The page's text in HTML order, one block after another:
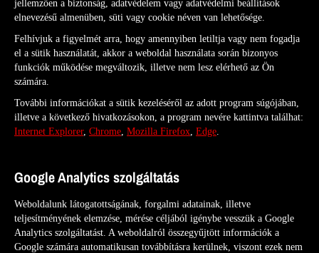
jellemzően a biztonság, adatvédelem vagy adatvédelmi beállítások
elnevezésű almenüben, süti vagy cookie néven van lehetősége.
Felhívjuk a figyelmét arra, hogy amennyiben letiltja vagy nem fogadja
el a sütik használatát, akkor a weboldal használata során bizonyos
funkciók működése megváltozik, illetve nem lesz elérhető az Ön
számára.
További információkat a sütik kezeléséről az adott program súgójában,
illetve a következő hivatkozásokon, a program nevére kattintva találhat:
Internet Explorer, Chrome, Mozilla Firefox, Edge.
Google Analytics szolgáltatás
Weboldalunk látogatottságának, forgalmi adatainak, illetve
teljesítményének elemzése, mérése céljából igénybe vesszük a Google
Analytics szolgáltatást. A weboldalról összegyűjtött információk a
Google számára automatikusan továbbításra kerülnek, viszont ezek nem